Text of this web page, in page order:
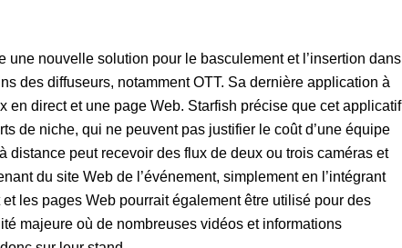
une nouvelle solution pour le basculement et l’insertion dans
des diffuseurs, notamment OTT. Sa dernière application à
direct et une page Web. Starfish précise que cet applicatif
de niche, qui ne peuvent pas justifier le coût d’une équipe
peut recevoir des flux de deux ou trois caméras et
du site Web de l’événement, simplement en l’intégrant
les pages Web pourrait également être utilisé pour des
majeure où de nombreuses vidéos et informations